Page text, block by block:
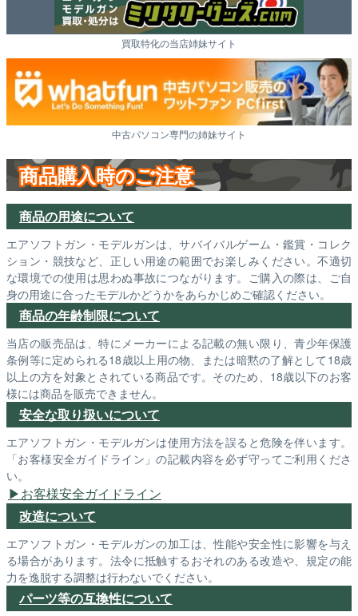
買取特化の当店姉妹サイト
中古パソコン専門の姉妹サイト
商品購入時のご注意
商品の用途について
エアソフトガン・モデルガンは、サバイバルゲーム・鑑賞・コレク
ション・競技など、正しい用途の範囲でお楽しみください。不適切
な環境での使用は思わぬ事故につながります。ご購入の際は、ご自
身の用途に合ったモデルかどうかをあらかじめご確認ください。
商品の年齢制限について
当店の販売品は、特にメーカーによる記載の無い限り、青少年保護
条例等に定められる18歳以上用の物、または暗黙の了解として18歳
以上の方を対象とされている商品です。そのため、18歳以下のお客
様には商品を販売できません。
安全な取り扱いについて
エアソフトガン・モデルガンは使用方法を誤ると危険を伴います。
「お客様安全ガイドライン」の記載内容を必ず守ってご利用くださ
い。
お客様安全ガイドライン
改造について
エアソフトガン・モデルガンの加工は、性能や安全性に影響を与え
る場合があります。法令に抵触するおそれのある改造や、規定の能
力を逸脱する調整は行わないでください。
パーツ等の互換性について